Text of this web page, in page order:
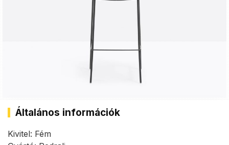
Általános információk
Kivitel: Fém